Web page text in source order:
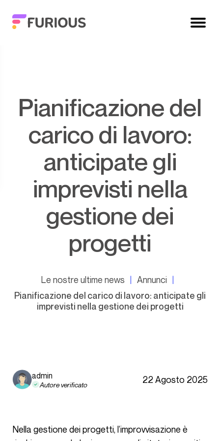
Pianificazione del
carico di lavoro:
anticipate gli
imprevisti nella
gestione dei
progetti
Le nostre ultime news
Annunci
Pianificazione del carico di lavoro: anticipate gli
imprevisti nella gestione dei progetti
admin
Autore verificato 22 Agosto 2025
Nella gestione dei progetti, l’improvvisazione è